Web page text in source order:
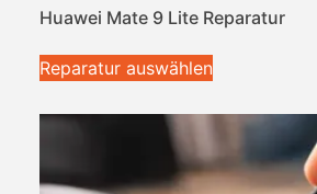
Huawei Mate 9 Lite Reparatur
Reparatur auswählen